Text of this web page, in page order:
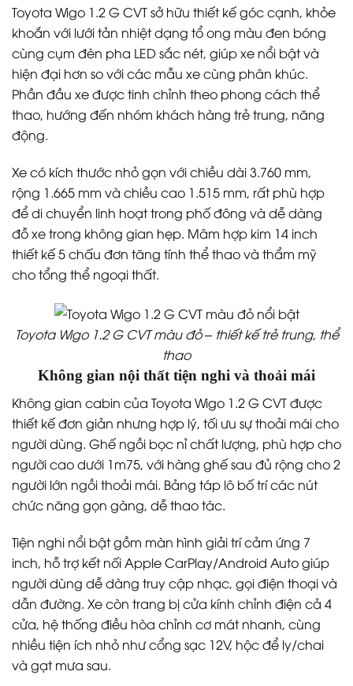
Toyota Wigo 1.2 G CVT sở hữu thiết kế góc cạnh, khỏe
khoắn với lưới tản nhiệt dạng tổ ong màu đen bóng
cùng cụm đèn pha LED sắc nét, giúp xe nổi bật và
hiện đại hơn so với các mẫu xe cùng phân khúc.
Phần đầu xe được tinh chỉnh theo phong cách thể
thao, hướng đến nhóm khách hàng trẻ trung, năng
động.
Xe có kích thước nhỏ gọn với chiều dài 3.760 mm,
rộng 1.665 mm và chiều cao 1.515 mm, rất phù hợp
để di chuyển linh hoạt trong phố đông và dễ dàng
đỗ xe trong không gian hẹp. Mâm hợp kim 14 inch
thiết kế 5 chấu đơn tăng tính thể thao và thẩm mỹ
cho tổng thể ngoại thất.
Toyota Wigo 1.2 G CVT màu đỏ – thiết kế trẻ trung, thể
thao
Không gian nội thất tiện nghi và thoải mái
Không gian cabin của Toyota Wigo 1.2 G CVT được
thiết kế đơn giản nhưng hợp lý, tối ưu sự thoải mái cho
người dùng. Ghế ngồi bọc nỉ chất lượng, phù hợp cho
người cao dưới 1m75, với hàng ghế sau đủ rộng cho 2
người lớn ngồi thoải mái. Bảng táp lô bố trí các nút
chức năng gọn gàng, dễ thao tác.
Tiện nghi nổi bật gồm màn hình giải trí cảm ứng 7
inch, hỗ trợ kết nối Apple CarPlay/Android Auto giúp
người dùng dễ dàng truy cập nhạc, gọi điện thoại và
dẫn đường. Xe còn trang bị cửa kính chỉnh điện cả 4
cửa, hệ thống điều hòa chỉnh cơ mát nhanh, cùng
nhiều tiện ích nhỏ như cổng sạc 12V, hộc để ly/chai
và gạt mưa sau.